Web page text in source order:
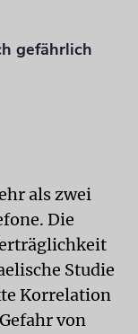
gefährlich
als zwei
Die
Studie
Korrelation
von